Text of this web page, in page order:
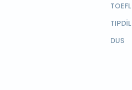
TOEFL
TIPDİL
DUS